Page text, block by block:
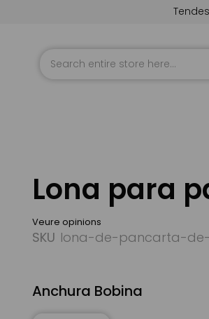
Tendes
Lona para
Veure opinions
SKU lona-de-pancarta-
Anchura Bobina